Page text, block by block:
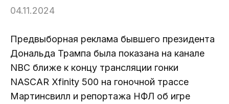
04.11.2024
Предвыборная реклама бывшего президента
Дональда Трампа была показана на канале
NBC ближе к концу трансляции гонки
NASCAR Xfinity 500 на гоночной трассе
Мартинсвилл и репортажа НФЛ об игре